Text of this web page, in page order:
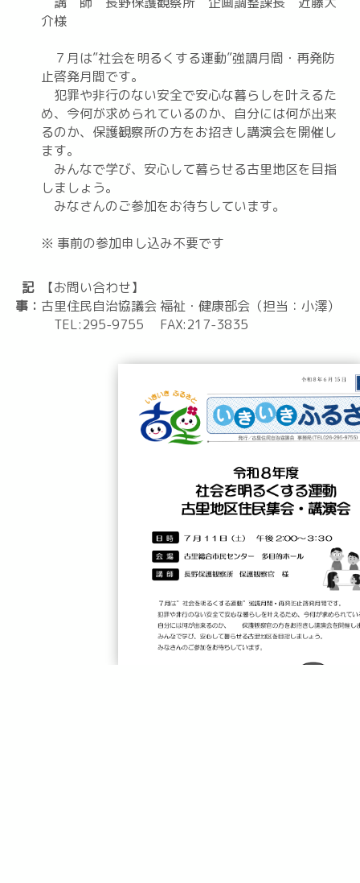
介様
７月は”社会を明るくする運動”強調月間・再発防
止啓発月間です。
犯罪や非行のない安全で安心な暮らしを叶えるた
め、今何が求められているのか、自分には何が出来
るのか、保護観察所の方をお招きし講演会を開催し
ます。
みんなで学び、安心して暮らせる古里地区を目指
しましょう。
みなさんのご参加をお待ちしています。
※ 事前の参加申し込み不要です
記
事：
【お問い合わせ】
古里住民自治協議会 福祉・健康部会（担当：小澤）
TEL:295-9755 FAX:217-3835